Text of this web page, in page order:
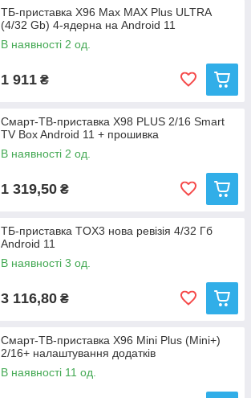
ТБ-приставка X96 Max MAX Plus ULTRA
(4/32 Gb) 4-ядерна на Android 11
В наявності 2 од.
1 911 ₴
Смарт-ТВ-приставка X98 PLUS 2/16 Smart
TV Box Android 11 + прошивка
В наявності 2 од.
1 319,50 ₴
ТБ-приставка TOX3 нова ревізія 4/32 Гб
Android 11
В наявності 3 од.
3 116,80 ₴
Смарт-ТВ-приставка X96 Mini Plus (Mini+)
2/16+ налаштування додатків
В наявності 11 од.